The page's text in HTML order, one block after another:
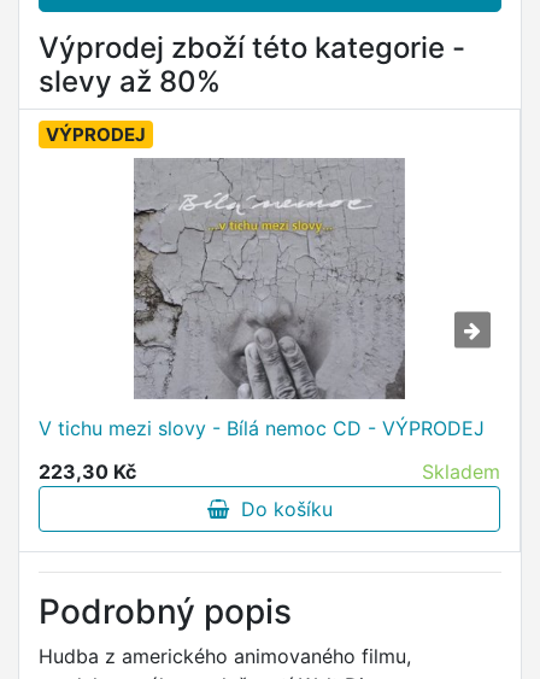
Výprodej zboží této kategorie -
slevy až 80%
VÝPRODEJ
V tichu mezi slovy - Bílá nemoc CD - VÝPRODEJ
223,30 Kč
Skladem
Do košíku
Podrobný popis
Hudba z amerického animovaného filmu,